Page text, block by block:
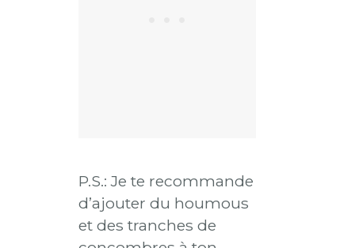
P.S.: Je te recommande
d’ajouter du houmous
et des tranches de